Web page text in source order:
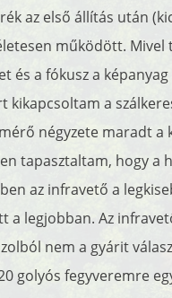
az első állítás után
működött. Mivel
és a fókusz a
kikapcsoltam a
négyzete maradt a
tapasztaltam, hogy a
az infravető a
a legjobban. Az
nem a gyárit
golyós fegyveremre